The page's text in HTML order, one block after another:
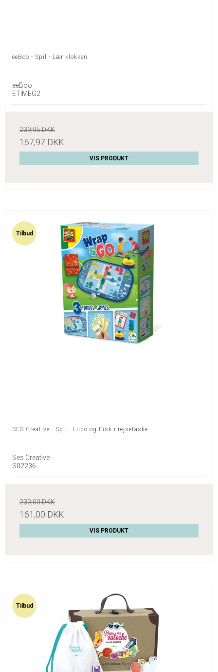
eeBoo - Spil - Lær klokken
eeBoo
ETIMEG2
239,95 DKK
167,97 DKK
VIS PRODUKT
Tilbud
SES Creative - Spil - Ludo og Fisk i rejsetaske
Ses Creative
S02236
230,00 DKK
161,00 DKK
VIS PRODUKT
Tilbud